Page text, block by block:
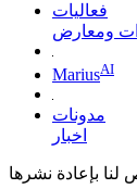
فعاليات
ومعارض
MariusAI
مدونات
اخبار
لنا بإعادة نشرها